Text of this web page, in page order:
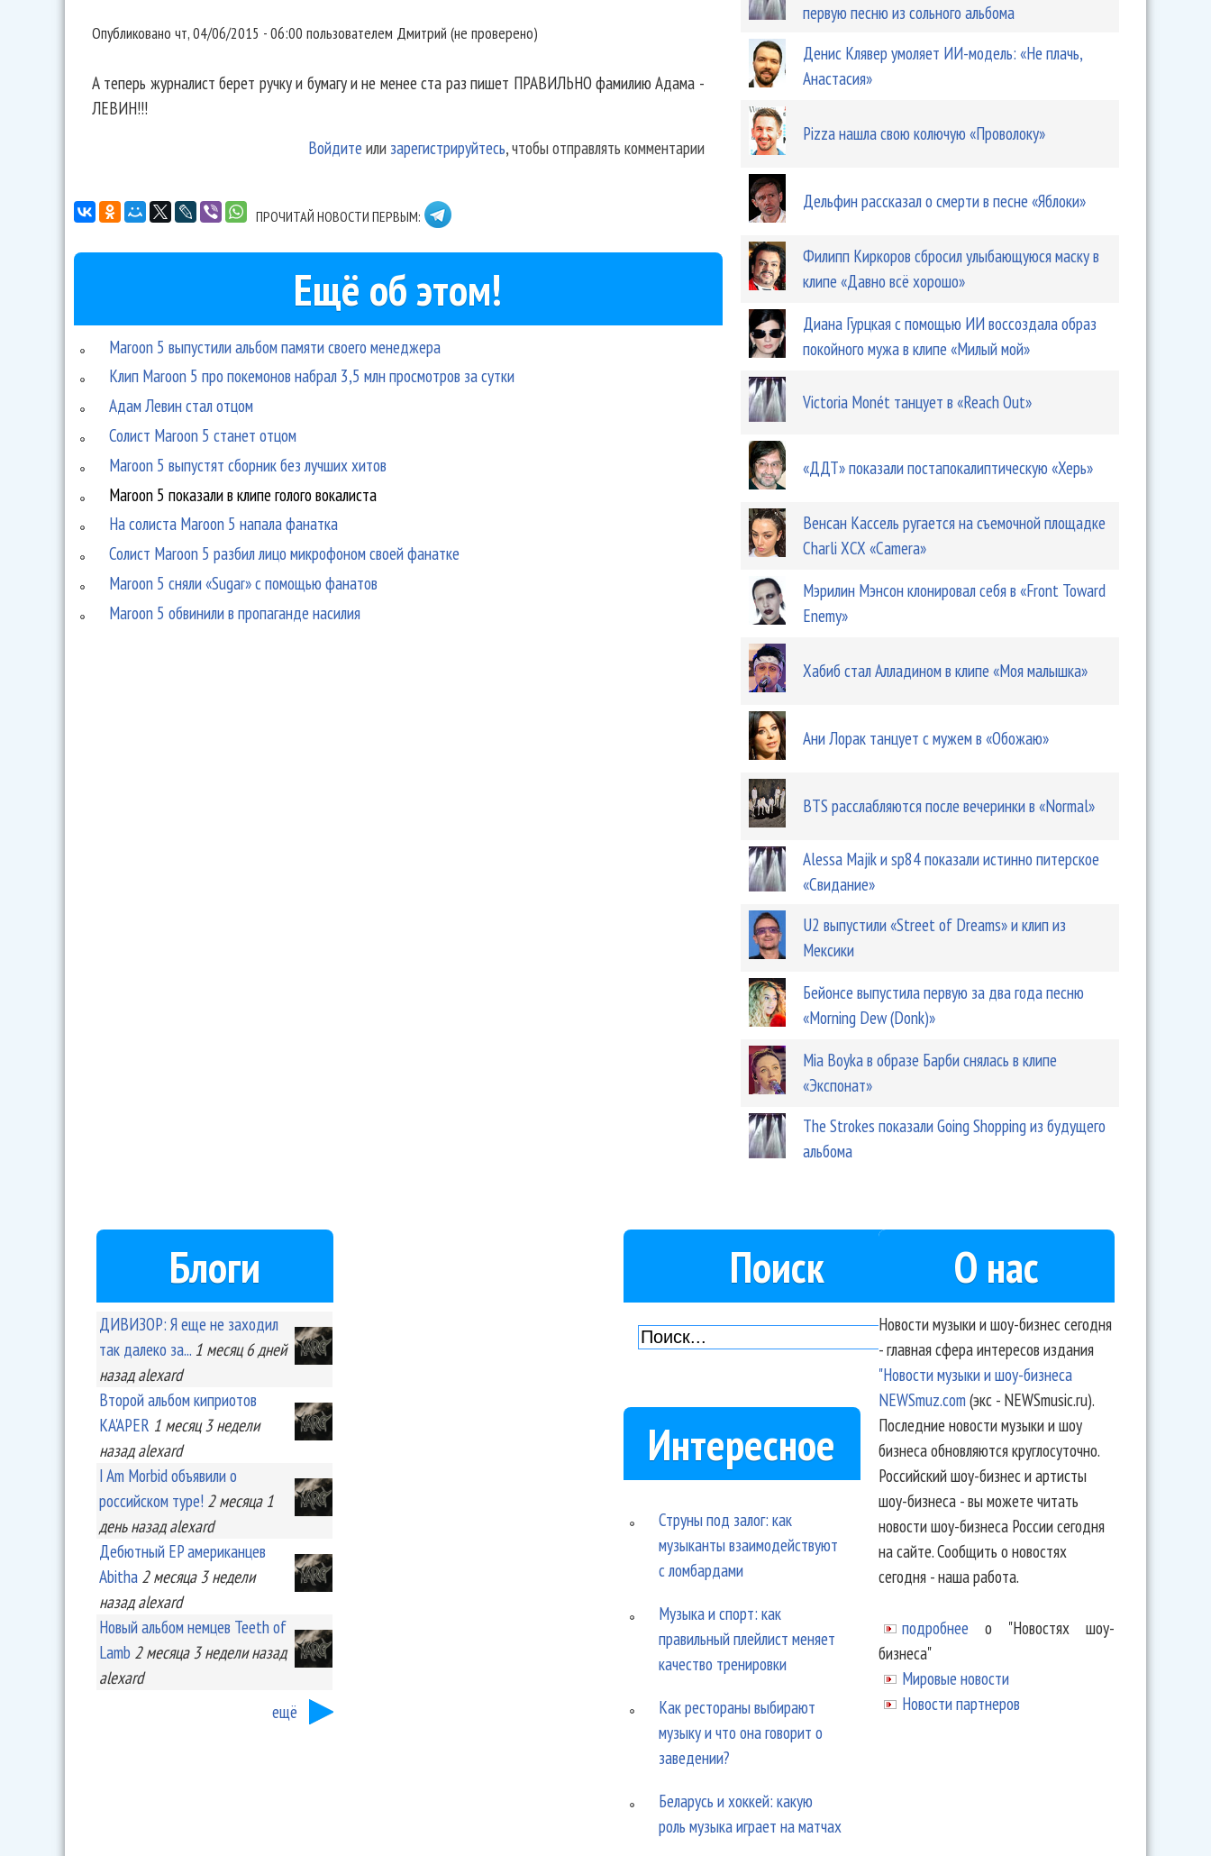
Опубликовано чт, 04/06/2015 - 06:00 пользователем Дмитрий (не проверено)
А теперь журналист берет ручку и бумагу и не менее ста раз пишет ПРАВИЛЬНО фамилию Адама -
ЛЕВИН!!!
Войдите или зарегистрируйтесь, чтобы отправлять комментарии
ПРОЧИТАЙ НОВОСТИ ПЕРВЫМ:
Ещё об этом!
Maroon 5 выпустили альбом памяти своего менеджера
Клип Maroon 5 про покемонов набрал 3,5 млн просмотров за сутки
Адам Левин стал отцом
Солист Maroon 5 станет отцом
Maroon 5 выпустят сборник без лучших хитов
Maroon 5 показали в клипе голого вокалиста
На солиста Maroon 5 напала фанатка
Солист Maroon 5 разбил лицо микрофоном своей фанатке
Maroon 5 сняли «Sugar» с помощью фанатов
Maroon 5 обвинили в пропаганде насилия
первую песню из сольного альбома
Денис Клявер умоляет ИИ-модель: «Не плачь,
Анастасия»
Pizza нашла свою колючую «Проволоку»
Дельфин рассказал о смерти в песне «Яблоки»
Филипп Киркоров сбросил улыбающуюся маску в
клипе «Давно всё хорошо»
Диана Гурцкая с помощью ИИ воссоздала образ
покойного мужа в клипе «Милый мой»
Victoria Monét танцует в «Reach Out»
«ДДТ» показали постапокалиптическую «Херь»
Венсан Кассель ругается на съемочной площадке
Charli XCX «Camera»
Мэрилин Мэнсон клонировал себя в «Front Toward
Enemy»
Хабиб стал Алладином в клипе «Моя малышка»
Ани Лорак танцует с мужем в «Обожаю»
BTS расслабляются после вечеринки в «Normal»
Alessa Majik и sp84 показали истинно питерское
«Свидание»
U2 выпустили «Street of Dreams» и клип из
Мексики
Бейонсе выпустила первую за два года песню
«Morning Dew (Donk)»
Mia Boyka в образе Барби снялась в клипе
«Экспонат»
The Strokes показали Going Shopping из будущего
альбома
Блоги
ДИВИЗОР: Я еще не заходил
так далеко за... 1 месяц 6 дней
назад alexard
Второй альбом киприотов
KA'APER 1 месяц 3 недели
назад alexard
I Am Morbid объявили о
российском туре! 2 месяца 1
деньназад alexard
Дебютный EP американцев
Abitha 2 месяца 3 недели
назад alexard
Новый альбом немцев Teeth of
Lamb 2 месяца 3 неделиназад
alexard
ещё
Поиск
Интересное
Струны под залог: как
музыканты взаимодействуют
с ломбардами
Музыка и спорт: как
правильный плейлист меняет
качество тренировки
Как рестораны выбирают
музыку и что она говорит о
заведении?
Беларусь и хоккей: какую
роль музыка играет на матчах
О нас
Новости музыки и шоу-бизнес сегодня
- главная сфера интересов издания
"Новости музыки и шоу-бизнеса
NEWSmuz.com(экс - NEWSmusic.ru).
Последние новости музыки и шоу
бизнеса обновляются круглосуточно.
Российский шоу-бизнес и артисты
шоу-бизнеса - вы можете читать
новости шоу-бизнеса России сегодня
на сайте. Сообщить о новостях
сегодня - наша работа.
подробнее о "Новостях шоу-
бизнеса"
Мировые новости
Новости партнеров